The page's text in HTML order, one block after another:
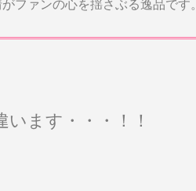
ファンの心を揺さぶる逸品です。
ます・・・！！